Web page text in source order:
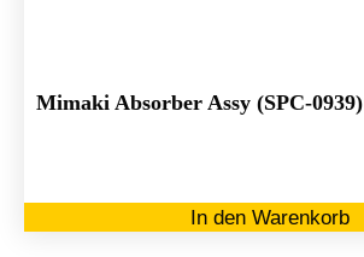
Mimaki Absorber Assy (SPC-0939)
In den Warenkorb